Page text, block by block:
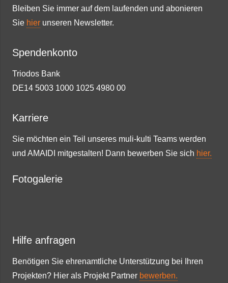
Bleiben Sie immer auf dem laufenden und abonieren
Sie hier unseren Newsletter.
Spendenkonto
Triodos Bank
DE14 5003 1000 1025 4980 00
Karriere
Sie möchten ein Teil unseres muli-kulti Teams werden
und AMAIDI mitgestalten! Dann bewerben Sie sich hier.
Fotogalerie
Hilfe anfragen
Benötigen Sie ehrenamtliche Unterstützung bei Ihren
Projekten? Hier als Projekt Partner bewerben.